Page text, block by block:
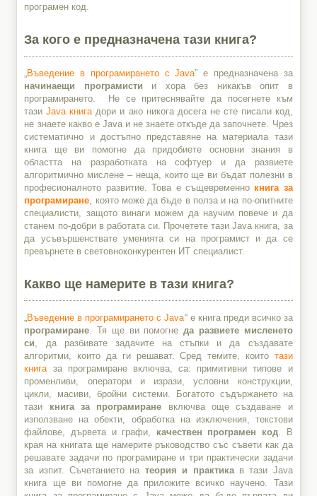
програмен код.
За кого е предназначена тази книга?
Въведение в програмирането с Java” е предназначена за
начинаещи програмисти и хора без никакъв опит в
програмирането. Не се притеснявайте да посегнете към
тазиJava книга дори и ако никога досега не сте писали код,
не знаете какво е Java и не знаете откъде да започнете. Чрез
систематично и достъпно представяне на материала тази
книга ще ви помогне да придобиете основни знания в
областта на разработката на софтуер и да развиете
алгоритмично мислене – неща, които ще ви бъдат полезни в
професионалното развитие. Това е същевременнокнига за
програмиране , която може да бъде в полза и на по-опитните
специалисти, защото винаги можем да научим повече и да
станем по-добри в работата си. Прочетете тази Java книга, за
да усъвършенствате уменията си на програмист и да се
превърнете в световноконкурентен ИТ специалист.
Какво ще намерите в тази книга?
Въведение в програмирането с Java“ е книга преди всичко за
програмиране . Тя ще ви помогнеда развиете мисленето
си , да разбивате задачите на стъпки и да създавате
алгоритми, които да ги решават. Сред темите, които тази
книга за програмиране включва, са: примитивни типове и
променливи, оператори и изрази, условни конструкции,
цикли, масиви, бройни системи. Богатото съдържането на
тази книга за програмиране включва още създаване и
използване на обекти, обработка на изключения, текстови
файлове, дървета и графи, качествен програмен код . В
края на книгата ще намерите ръководство със съвети как да
решавате задачи по програмиране и три практически задачи
за изпит. Съчетанието на теория и практикав тази Java
книга ще ви помогне да приложите всичко научено. Тази